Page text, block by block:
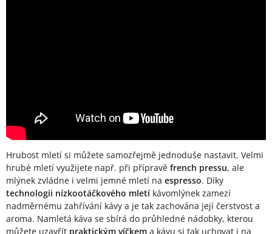
Hrubost mletí si můžete samozřejmě jednoduše nastavit. Velmi
hrubé mletí využijete např. při přípravě french pressu, ale
mlýnek zvládne i velmi jemné mletí na espresso. Díky
technologii nízkootáčkového mletí kávomlýnek zamezí
nadměrnému zahřívání kávy a je tak zachována její čerstvost a
aroma. Namletá káva se sbírá do průhledné nádobky, kterou
můžete uzavřít praktickým víčkem a kávu si tak uchovat i na